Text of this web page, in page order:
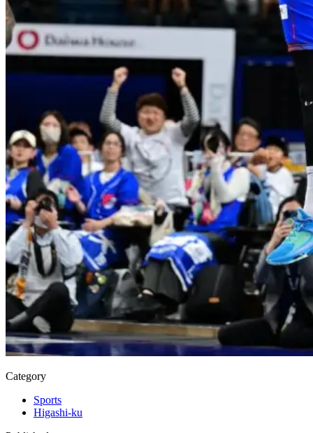
Category
Sports
Higashi-ku